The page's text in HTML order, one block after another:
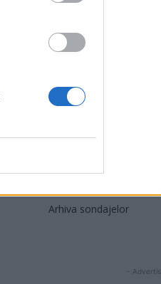
PNCR (Terheș)
Partidul Patrioților
România pe Primul
Arată
Arhiva sondajelor
-